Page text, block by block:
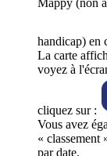
Mappy (non
handicap) en
La carte
voyez à
cliquez sur :
Vous avez
« classement
par date.